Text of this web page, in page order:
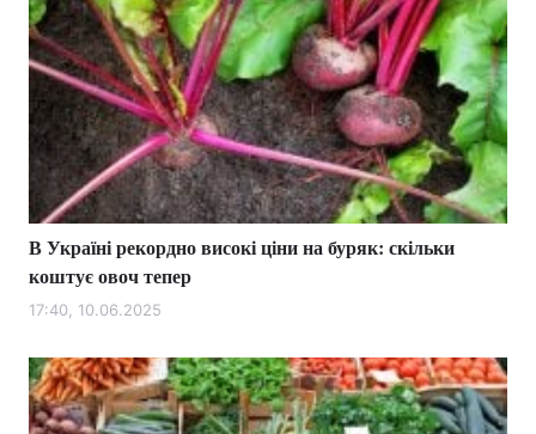
В Україні рекордно високі ціни на буряк: скільки
коштує овоч тепер
17:40, 10.06.2025